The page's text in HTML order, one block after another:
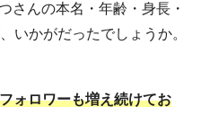
さんの本名・年齢・身長・
いかがだったでしょうか。
ォロワーも増え続けてお